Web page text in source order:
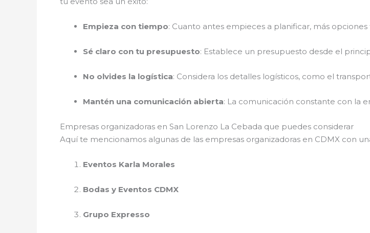
Empieza con tiempo: Cuanto antes empieces a planificar, más opciones
Sé claro con tu presupuesto: Establece un presupuesto desde el
No olvides la logística: Considera los detalles logísticos, como el
Mantén una comunicación abierta: La comunicación constante con la
Empresas organizadoras en San Lorenzo La Cebada que puedes considerar
Aquí te mencionamos algunas de las empresas organizadoras en CDMX con
Eventos Karla Morales
Bodas y Eventos CDMX
Grupo Expresso